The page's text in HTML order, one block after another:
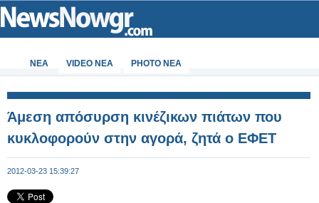
ΝΕΑ VIDEO NEA PHOTO NEA
Άμεση απόσυρση κινέζικων πιάτων που
κυκλοφορούν στην αγορά, ζητά ο ΕΦΕΤ
2012-03-23 15:39:27